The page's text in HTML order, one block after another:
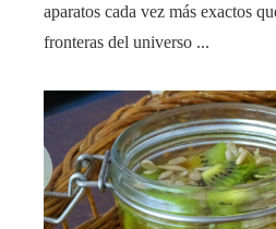
aparatos cada vez más exactos
fronteras del universo ...